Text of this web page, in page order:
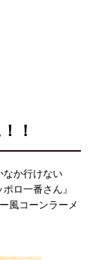
！
なか行けない
ロ一番さん』
風コーンラーメ